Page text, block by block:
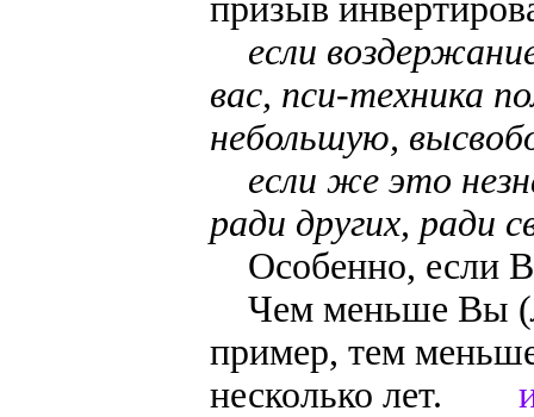
призыв
если
вас, пси-техника
небольшую,
если же это
ради других, ради
Особенно, если
Чем меньше Вы (
пример, тем
несколько лет.